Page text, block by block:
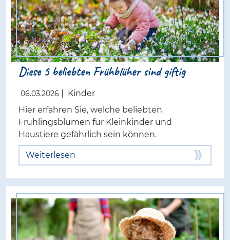
Diese 5 beliebten Frühblüher sind giftig
06.03.2026
Kinder
Hier erfahren Sie, welche beliebten
Frühlingsblumen für Kleinkinder und
Haustiere gefährlich sein können.
Weiterlesen